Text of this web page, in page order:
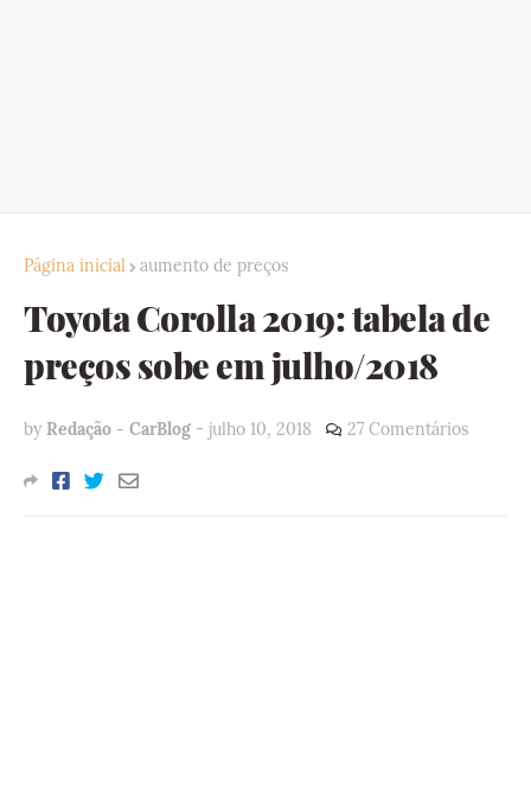
Página inicial aumento de preços
Toyota Corolla 2019: tabela de
preços sobe em julho/2018
by Redação - CarBlog - julho 10, 2018 27 Comentários